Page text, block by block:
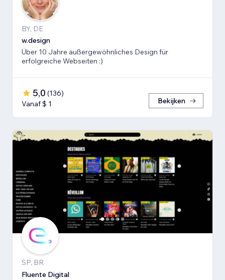
BY, DE
w.design
Über 10 Jahre außergewöhnliches Design für
erfolgreiche Webseiten :)
5,0 (136)
Vanaf $ 1
Bekijken
SP, BR
Fluente Digital